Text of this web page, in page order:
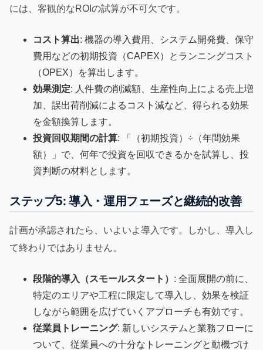
には、客観的なROIの試算が不可欠です。
コスト算出: 機器の導入費用、システム開発費、保守
費用などの初期投資（CAPEX）とランニングコスト
（OPEX）を算出します。
効果測定: 人件費の削減額、生産性向上による売上増
加、誤出荷削減によるコスト減など、得られる効果
を金額換算します。
投資回収期間の計算: 「（初期投資）÷（年間効果
額）」で、何年で投資を回収できるかを試算し、投
資判断の材料とします。
ステップ5: 導入・運用フェーズと継続的改善
計画が承認されたら、いよいよ導入です。しかし、導入し
て終わりではありません。
段階的導入（スモールスタート） : 全面展開の前に、
特定のエリアや工程に限定して導入し、効果を検証
しながら範囲を広げていくアプローチも有効です。
従業員トレーニング: 新しいシステムと業務フローに
ついて、従業員への十分なトレーニングと動機づけ